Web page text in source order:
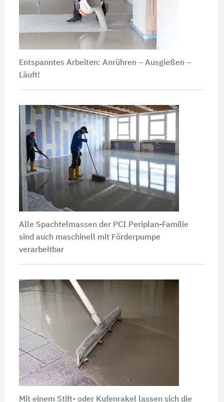
Entspanntes Arbeiten: Anrühren – Ausgießen –
Läuft!
Alle Spachtelmassen der PCI Periplan-Familie
sind auch maschinell mit Förderpumpe
verarbeitbar
Mit einem Stift- oder Kufenrakel lassen sich die